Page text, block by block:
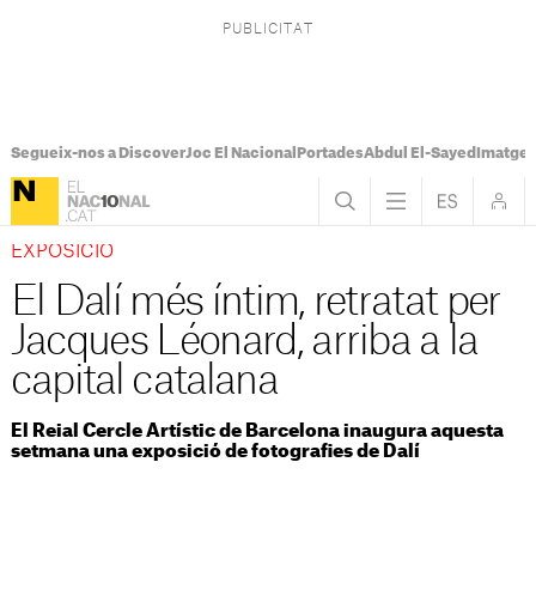
Segueix-nos a DiscoverJoc El Nacional PortadesAbdul El-Sayed
EXPOSICIÓ
El Dalí més íntim, retratat per
Jacques Léonard, arriba a la
capital catalana
El Reial Cercle Artístic de Barcelona inaugura aquesta
setmana una exposició de fotografies de Dalí